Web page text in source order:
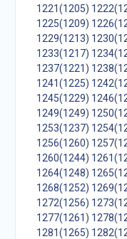
1221(1205)
1225(1209)
1229(1213)
1233(1217)
1237(1221)
1241(1225)
1245(1229)
1249(1249)
1253(1237)
1256(1260)
1260(1244)
1264(1248)
1268(1252)
1272(1256)
1277(1261)
1281(1265)